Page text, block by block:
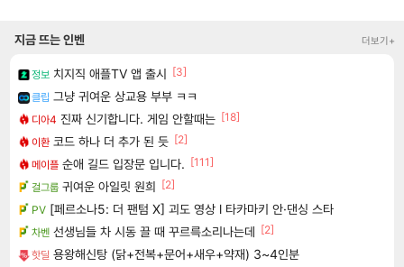
지금 뜨는 인벤 더보기+
정보 치지직 애플TV 앱 출시 [3]
클립 그냥 귀여운 상교용 부부 ㅋㅋ
디아4 진짜 신기합니다. 게임 안할때는 [18]
이환 코드 하나 더 추가 된 듯 [2]
메이플 순애 길드 입장문 입니다. [111]
걸그룹 귀여운 아일릿 원희 [2]
PV [페르소나5: 더 팬텀 X] 괴도 영상 l 타카마키 안·댄싱 스타
차벤 선생님들 차 시동 끌 때 꾸르륵소리나는데 [2]
핫딜 용왕해신탕 (닭+전복+문어+새우+약재) 3~4인분